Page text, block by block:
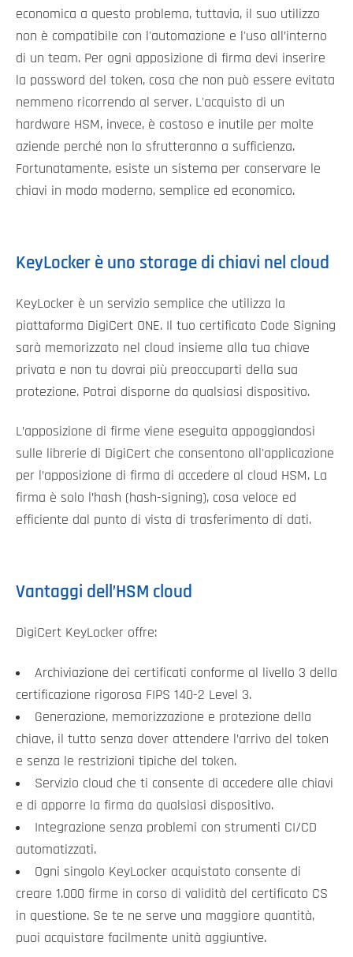
economica a questo problema, tuttavia, il suo utilizzo
non è compatibile con l'automazione e l'uso all’interno
di un team. Per ogni apposizione di firma devi inserire
la password del token, cosa che non può essere evitata
nemmeno ricorrendo al server. L'acquisto di un
hardware HSM, invece, è costoso e inutile per molte
aziende perché non lo sfrutteranno a sufficienza.
Fortunatamente, esiste un sistema per conservare le
chiavi in modo moderno, semplice ed economico.
KeyLocker è uno storage di chiavi nel cloud
KeyLocker è un servizio semplice che utilizza la
piattaforma DigiCert ONE. Il tuo certificato Code Signing
sarà memorizzato nel cloud insieme alla tua chiave
privata e non tu dovrai più preoccuparti della sua
protezione. Potrai disporne da qualsiasi dispositivo.
L’apposizione di firme viene eseguita appoggiandosi
sulle librerie di DigiCert che consentono all'applicazione
per l’apposizione di firma di accedere al cloud HSM. La
firma è solo l’hash (hash-signing), cosa veloce ed
efficiente dal punto di vista di trasferimento di dati.
Vantaggi dell’HSM cloud
DigiCert KeyLocker offre:
Archiviazione dei certificati conforme al livello 3 della
certificazione rigorosa FIPS 140-2 Level 3.
Generazione, memorizzazione e protezione della
chiave, il tutto senza dover attendere l’arrivo del token
e senza le restrizioni tipiche del token.
Servizio cloud che ti consente di accedere alle chiavi
e di apporre la firma da qualsiasi dispositivo.
Integrazione senza problemi con strumenti CI/CD
automatizzati.
Ogni singolo KeyLocker acquistato consente di
creare 1.000 firme in corso di validità del certificato CS
in questione. Se te ne serve una maggiore quantità,
puoi acquistare facilmente unità aggiuntive.